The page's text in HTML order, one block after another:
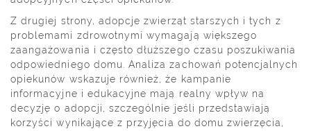
Z drugiej strony, adopcje zwierząt starszych i tych z
problemami zdrowotnymi wymagają większego
zaangażowania i często dłuższego czasu poszukiwania
odpowiedniego domu. Analiza zachowań potencjalnych
opiekunów wskazuje również, że kampanie
informacyjne i edukacyjne mają realny wpływ na
decyzję o adopcji, szczególnie jeśli przedstawiają
korzyści wynikające z przyjęcia do domu zwierzęcia,